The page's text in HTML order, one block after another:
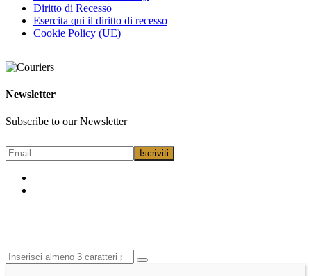
Diritto di Recesso
Esercita qui il diritto di recesso
Cookie Policy (UE)
Newsletter
Subscribe to our Newsletter